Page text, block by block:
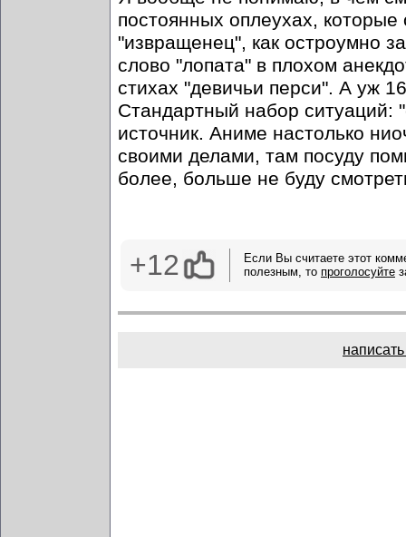
постоянных оплеухах,
"извращенец", как остроумно
слово "лопата" в плохом
стихах "девичьи перси". А уж
Стандартный набор ситуаций:
источник. Аниме настолько
своими делами, там посуду
более, больше не буду
+12
Если Вы считаете этот
полезным, то проголосуйте